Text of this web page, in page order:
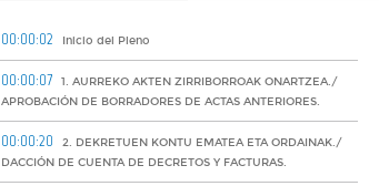
00:00:02 Inicio del Pleno
00:00:07
1. AURREKO AKTEN ZIRRIBORROAK ONARTZEA./
APROBACIÓN DE BORRADORES DE ACTAS ANTERIORES.
00:00:20
2. DEKRETUEN KONTU EMATEA ETA ORDAINAK./
DACCIÓN DE CUENTA DE DECRETOS Y FACTURAS.